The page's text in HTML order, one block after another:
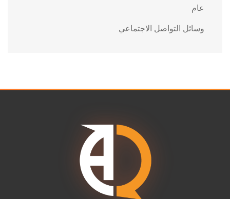
عام
وسائل التواصل الاجتماعي